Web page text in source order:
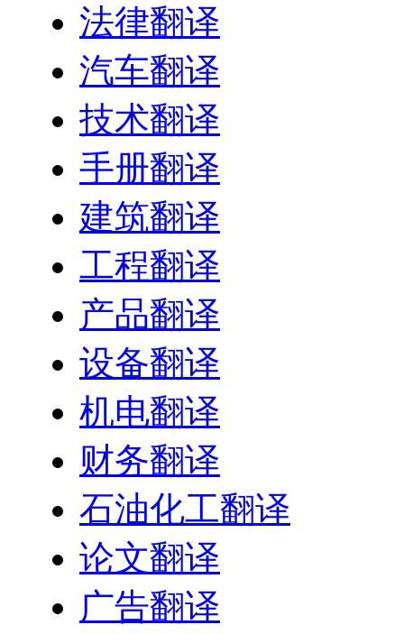
法律翻译
汽车翻译
技术翻译
手册翻译
建筑翻译
工程翻译
产品翻译
设备翻译
机电翻译
财务翻译
石油化工翻译
论文翻译
广告翻译